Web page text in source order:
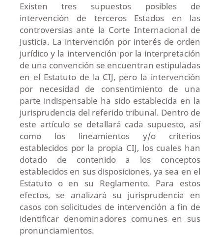
Existen tres supuestos posibles de
intervención de terceros Estados en las
controversias ante la Corte Internacional de
Justicia. La intervención por interés de orden
jurídico y la intervención por la interpretación
de una convención se encuentran estipuladas
en el Estatuto de la CIJ, pero la intervención
por necesidad de consentimiento de una
parte indispensable ha sido establecida en la
jurisprudencia del referido tribunal. Dentro de
este artículo se detallará cada supuesto, así
como los lineamientos y/o criterios
establecidos por la propia CIJ, los cuales han
dotado de contenido a los conceptos
establecidos en sus disposiciones, ya sea en el
Estatuto o en su Reglamento. Para estos
efectos, se analizará su jurisprudencia en
casos con solicitudes de intervención a fin de
identificar denominadores comunes en sus
pronunciamientos.